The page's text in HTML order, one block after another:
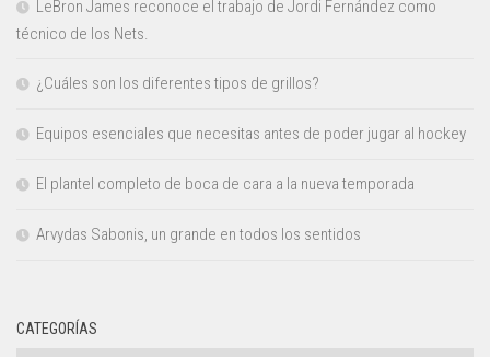
LeBron James reconoce el trabajo de Jordi Fernández como
técnico de los Nets.
¿Cuáles son los diferentes tipos de grillos?
Equipos esenciales que necesitas antes de poder jugar al hockey
El plantel completo de boca de cara a la nueva temporada
Arvydas Sabonis, un grande en todos los sentidos
CATEGORÍAS